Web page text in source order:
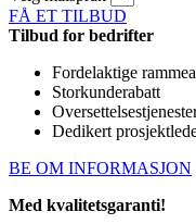
FÅ ET TILBUD
Tilbud for bedrifter
Fordelaktige
Storkunderabatt
Dedikert
BE OM INFORMASJON
Med kvalitetsgaranti!